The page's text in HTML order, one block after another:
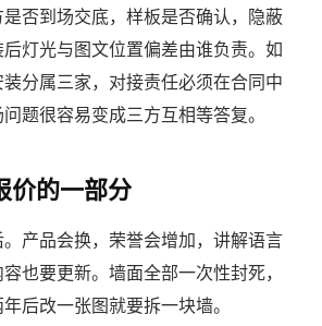
否到场交底，样板是否确认，隐蔽
灯光与图文位置偏差由谁负责。如
分属三家，对接责任必须在合同中
题很容易变成三方互相等答复。
价的一部分
产品会换，荣誉会增加，讲解语言
也要更新。墙面全部一次性封死，
后改一张图就要拆一块墙。